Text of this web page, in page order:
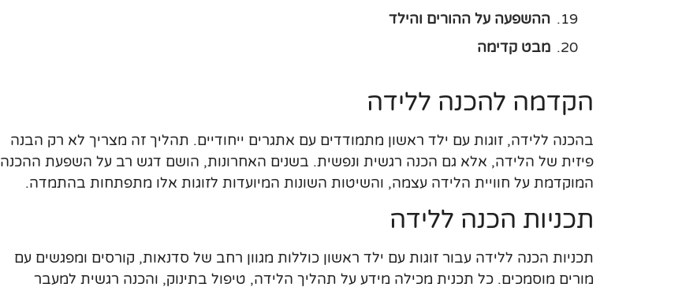
ההשפעה על ההורים והילד
מבט קדימה
הקדמה להכנה ללידה
בהכנה ללידה, זוגות עם ילד ראשון מתמודדים עם אתגרים ייחודיים. תהליך זה מצריך לא רק הבנה
פיזית של הלידה, אלא גם הכנה רגשית ונפשית. בשנים האחרונות, הושם דגש רב על השפעת ההכנה
המוקדמת על חוויית הלידה עצמה, והשיטות השונות המיועדות לזוגות אלו מתפתחות בהתמדה.
תכניות הכנה ללידה
תכניות הכנה ללידה עבור זוגות עם ילד ראשון כוללות מגוון רחב של סדנאות, קורסים ומפגשים עם
מורים מוסמכים. כל תכנית מכילה מידע על תהליך הלידה, טיפול בתינוק, והכנה רגשית למעבר